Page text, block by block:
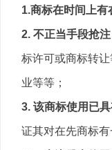
1.商标在时间上有
2. 不正当手段抢注
标许可或商标转
业等等；
3. 该商标使用已具
证其对在先商标